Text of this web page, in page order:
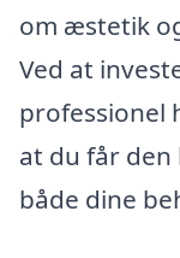
om æstetik
Ved at
professionel
at du får den
både dine